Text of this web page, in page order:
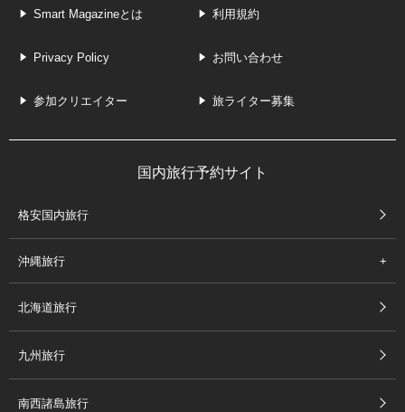
Smart Magazineとは 利用規約
Privacy Policy お問い合わせ
参加クリエイター 旅ライター募集
国内旅行予約サイト
格安国内旅行
沖縄旅行
北海道旅行
九州旅行
南西諸島旅行